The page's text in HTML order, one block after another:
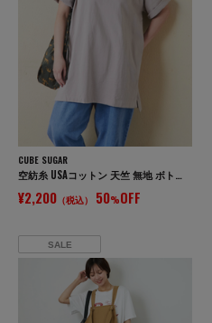
CUBE SUGAR
空紡糸 USAコットン 天竺 無地 ボトル入り 脇スリット チュニック ボトルTee
¥2,200 （税込） 50%OFF
SALE